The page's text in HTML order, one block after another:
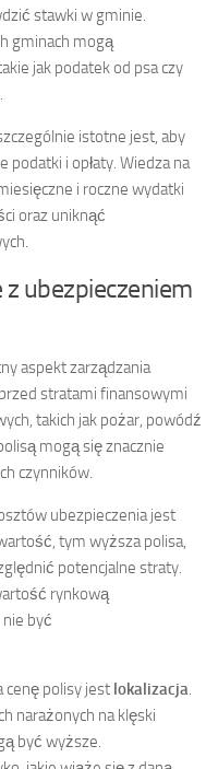
stawki w gminie.
gminach mogą
jak podatek od psa czy
istotne jest, aby
podatki i opłaty. Wiedza na
i roczne wydatki
oraz uniknąć
z ubezpieczeniem
aspekt zarządzania
stratami finansowymi
takich jak pożar, powódź
mogą się znacznie
czynników.
ubezpieczenia jest
tym wyższa polisa,
potencjalne straty.
rynkową
nie być
cenę polisy jest lokalizacja.
narażonych na klęski
być wyższe.